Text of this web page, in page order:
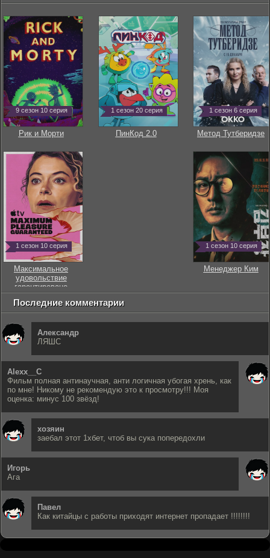
9 сезон 10 серия
Рик и Морти
1 сезон 20 серия
ПинКод 2.0
1 сезон 6 серия
Метод Тутберидзе
1 сезон 10 серия
Максимальное
удовольствие
гарантировано
1 сезон 10 серия
Менеджер Ким
Последние комментарии
Александр
ЛЯШС
Alexx__C
Фильм полная антинаучная, анти логичная убогая хрень, как
по мне! Никому не рекомендую это к просмотру!!! Моя
оценка: минус 100 звёзд!
хозяин
заебал этот 1хбет, чтоб вы сука попередохли
Игорь
Ага
Павел
Как китайцы с работы приходят интернет пропадает !!!!!!!!